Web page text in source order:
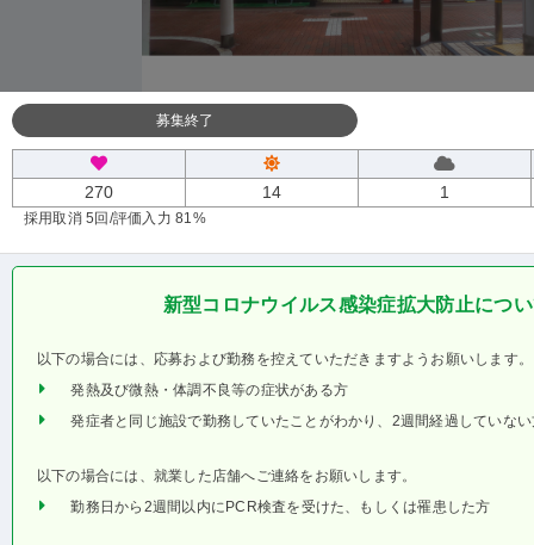
募集終了
270 14 1
採用取消 5回 /評価入力 81%
新型コロナウイルス感染症拡大防止につ
以下の場合には、応募および勤務を控えていただきますようお願いします。
発熱及び微熱・体調不良等の症状がある方
発症者と同じ施設で勤務していたことがわかり、2週間経過していな
以下の場合には、就業した店舗へご連絡をお願いします。
勤務日から2週間以内にPCR検査を受けた、もしくは罹患した方